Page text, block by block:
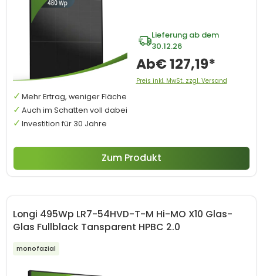
Lieferung ab dem
30.12.26
Ab€ 127,19*
Preis inkl. MwSt. zzgl. Versand
Mehr Ertrag, weniger Fläche
Auch im Schatten voll dabei
Investition für 30 Jahre
Zum Produkt
Longi 495Wp LR7-54HVD-T-M Hi-MO X10 Glas-
Glas Fullblack Tansparent HPBC 2.0
monofazial